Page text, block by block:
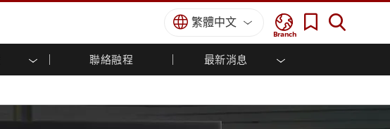
Branch
繁體中文
聯絡融程 最新消息
觸控)
控)
國防等級強固觸控筆記型電腦
國防等級強固型平板電腦
案
船舶解決方案
專業認證／符合標準